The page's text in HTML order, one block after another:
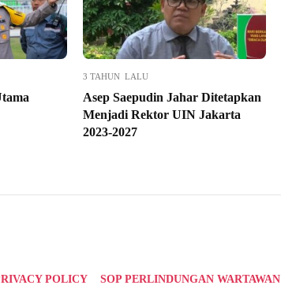
3 TAHUN LALU
Asep Saepudin Jahar Ditetapkan
Menjadi Rektor UIN Jakarta
2023-2027
POLICY SOP PERLINDUNGAN WARTAWAN